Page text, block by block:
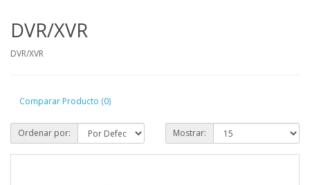
DVR/XVR
DVR/XVR
Comparar Producto (0)
Ordenar por: Mostrar: